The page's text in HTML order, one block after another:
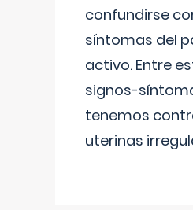
confundirse
síntomas del
activo. Entre
signos-
tenemos
uterinas